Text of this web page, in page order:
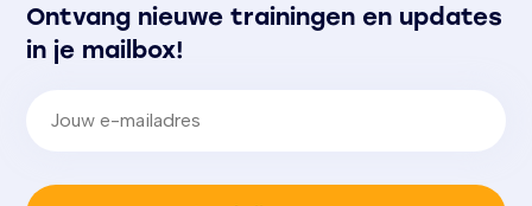
Ontvang nieuwe trainingen en updates
in je mailbox!